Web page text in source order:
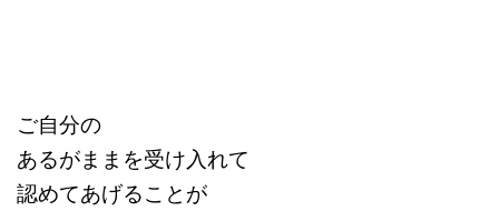
ご自分の
あるがままを受け入れて
認めてあげることが